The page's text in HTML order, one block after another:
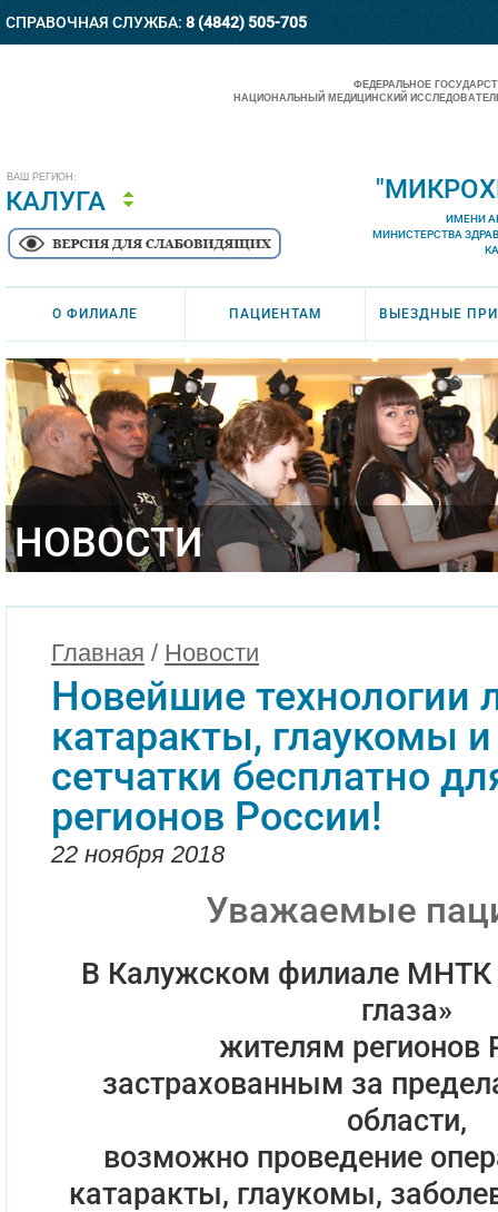
СПРАВОЧНАЯ СЛУЖБА: 8 (4842) 505-705
ВАШ РЕГИОН:
КАЛУГА
ФЕДЕРАЛЬНОЕ
НАЦИОНАЛЬНЫЙ МЕДИЦИНСКИЙ
ИМЕНИ
МИНИСТЕРСТВА
О ФИЛИАЛЕ ПАЦИЕНТАМ ВЫЕЗДНЫЕ
НОВОСТИ
Главная / Новости
Новейшие технологии
катаракты, глаукомы
сетчатки бесплатно
регионов России!
22 ноября 2018
Уважаемые
В Калужском филиале МНТК
глаза»
жителям регионов
застрахованным за
области,
возможно проведение
катаракты, глаукомы,